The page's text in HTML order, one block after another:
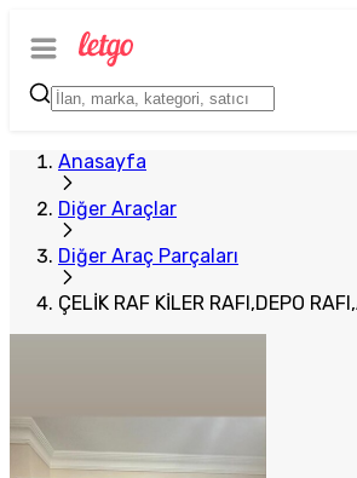
Anasayfa
Diğer Araçlar
Diğer Araç Parçaları
ÇELİK RAF KİLER RAFI,DEPO
Plus Satıcı